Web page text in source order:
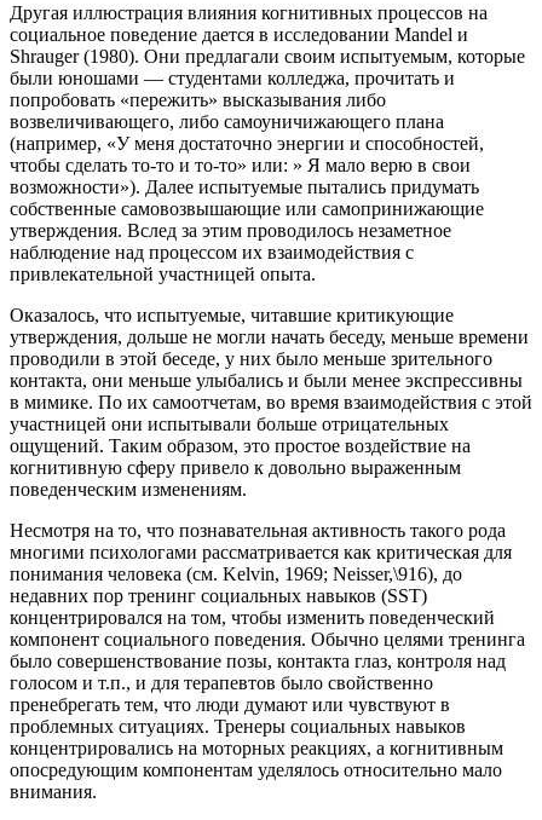
Другая иллюстрация влияния когнитивных процессов на
социальное поведение дается в исследовании Mandel и
Shrauger (1980). Они предлагали своим испытуемым, которые
были юношами — студентами колледжа, прочитать и
попробовать «пережить» высказывания либо
возвеличивающего, либо самоуничижающего плана
(например, «У меня достаточно энергии и способностей,
чтобы сделать то-то и то-то» или: » Я мало верю в свои
возможности»). Далее испытуемые пытались придумать
собственные самовозвышающие или самопринижающие
утверждения. Вслед за этим проводилось незаметное
наблюдение над процессом их взаимодействия с
привлекательной участницей опыта.
Оказалось, что испытуемые, читавшие критикующие
утверждения, дольше не могли начать беседу, меньше времени
проводили в этой беседе, у них было меньше зрительного
контакта, они меньше улыбались и были менее экспрессивны
в мимике. По их самоотчетам, во время взаимодействия с этой
участницей они испытывали больше отрицательных
ощущений. Таким образом, это простое воздействие на
когнитивную сферу привело к довольно выраженным
поведенческим изменениям.
Несмотря на то, что познавательная активность такого рода
многими психологами рассматривается как критическая для
понимания человека (см. Kelvin, 1969; Neisser,\916), до
недавних пор тренинг социальных навыков (SST)
концентрировался на том, чтобы изменить поведенческий
компонент социального поведения. Обычно целями тренинга
было совершенствование позы, контакта глаз, контроля над
голосом и т.п., и для терапевтов было свойственно
пренебрегать тем, что люди думают или чувствуют в
проблемных ситуациях. Тренеры социальных навыков
концентрировались на моторных реакциях, а когнитивным
опосредующим компонентам уделялось относительно мало
внимания.